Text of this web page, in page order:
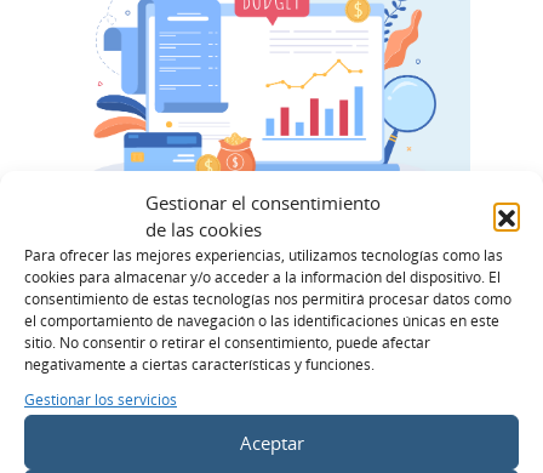
Gestionar el consentimiento
de las cookies
Para ofrecer las mejores experiencias, utilizamos tecnologías como las
cookies para almacenar y/o acceder a la información del dispositivo. El
consentimiento de estas tecnologías nos permitirá procesar datos como
el comportamiento de navegación o las identificaciones únicas en este
sitio. No consentir o retirar el consentimiento, puede afectar
negativamente a ciertas características y funciones.
Gestionar los servicios
Aceptar
DOBLEO
¿Cómo hacer un
Presupuesto de
Marketing?
LEES MÁS >